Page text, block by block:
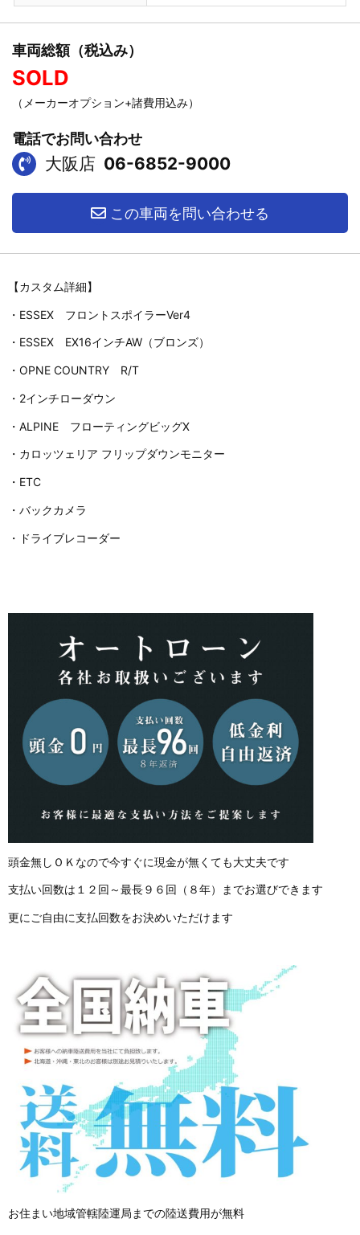
車両総額（税込み）
SOLD
（メーカーオプション+諸費用込み）
電話でお問い合わせ
大阪店 06-6852-9000
この車両を問い合わせる
【カスタム詳細】
・ESSEX フロントスポイラーVer4
・ESSEX EX16インチAW（ブロンズ）
・OPNE COUNTRY R/T
・2インチローダウン
・ALPINE フローティングビッグX
・カロッツェリア フリップダウンモニター
・ETC
・バックカメラ
・ドライブレコーダー
頭金無しＯＫなので今すぐに現金が無くても大丈夫です
支払い回数は１２回～最長９６回（８年）までお選びできます
更にご自由に支払回数をお決めいただけます
お住まい地域管轄陸運局までの陸送費用が無料